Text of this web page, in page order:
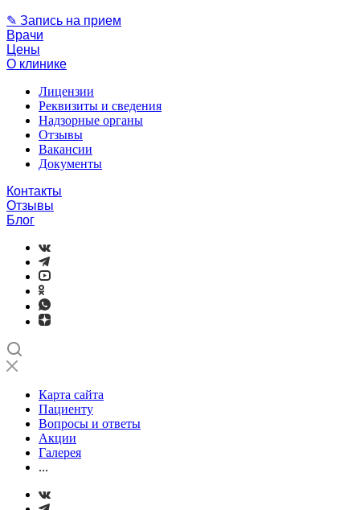
✎ Запись на прием
Врачи
Цены
О клинике
Лицензии
Реквизиты и сведения
Надзорные органы
Отзывы
Вакансии
Документы
Контакты
Отзывы
Блог
Карта сайта
Пациенту
Вопросы и ответы
Акции
Галерея
...